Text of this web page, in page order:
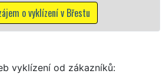
vyklízení od zákazníků: